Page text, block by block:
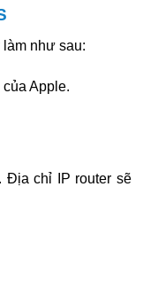
như sau:
của Apple.
. Địa chỉ IP router sẽ